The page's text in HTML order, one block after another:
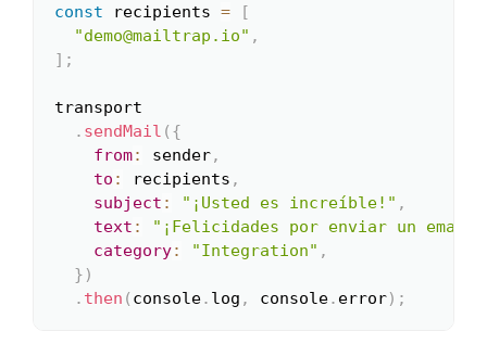
const recipients =
[
"demo@mailtrap.io" ,
] ;
transport
. sendMail ( {
from: sender,
to : recipients ,
subject : "¡Usted es increíble!" ,
text :
"¡Felicidades por enviar un
category: "Integration" ,
} )
. then ( console. log , console. error) ;